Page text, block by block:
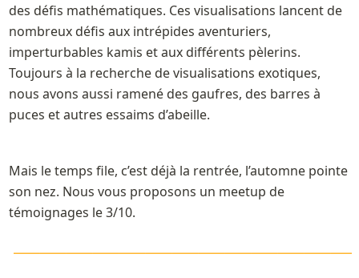
des défis mathématiques. Ces visualisations lancent de
nombreux défis aux intrépides aventuriers,
imperturbables kamis et aux différents pèlerins.
Toujours à la recherche de visualisations exotiques,
nous avons aussi ramené des gaufres, des barres à
puces et autres essaims d’abeille.
Mais le temps file, c’est déjà la rentrée, l’automne pointe
son nez. Nous vous proposons un meetup de
témoignages le 3/10.